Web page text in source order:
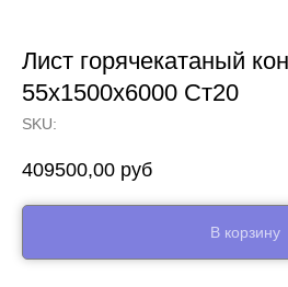
Лист горячекатаный
55х1500х6000 Ст20
SKU:
409500,00 руб
В корзину